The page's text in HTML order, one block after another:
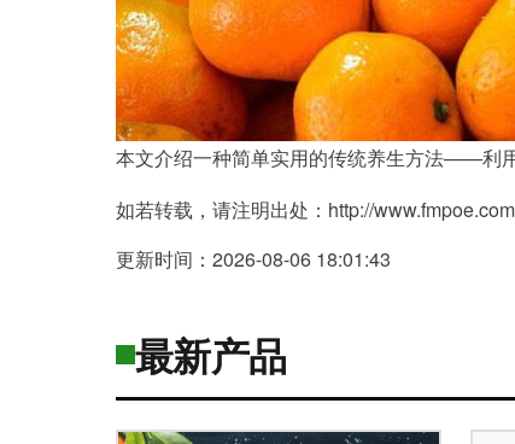
本文介绍一种简单实用的传统养生方法——利
如若转载，请注明出处：http://
更新时间：2026-08-06 18:01:43
最新产品